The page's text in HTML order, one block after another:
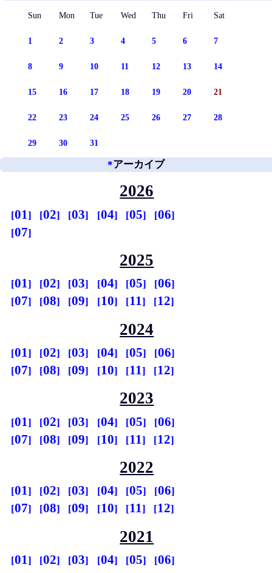
Sun Mon Tue Wed Thu Fri Sat
1 2 3 4 5 6 7
8 9 10 11 12 13 14
15 16 17 18 19 20 21
22 23 24 25 26 27 28
29 30 31
*アーカイブ
2026
01 02 03 04 05
06
07
2025
01 02 03 04 05
06
07
08 09 10 11 12
2024
01 02 03 04 05
06
07
08 09 10 11 12
2023
01 02 03 04 05
06
07
08 09 10 11 12
2022
01 02 03 04 05
06
07
08 09 10 11 12
2021
01 02 03 04 05
06